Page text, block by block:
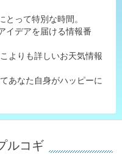
とって特別な時間。
イデアを届ける情報番
よりも詳しいお天気情報
あなた自身がハッピーに
ルコギ